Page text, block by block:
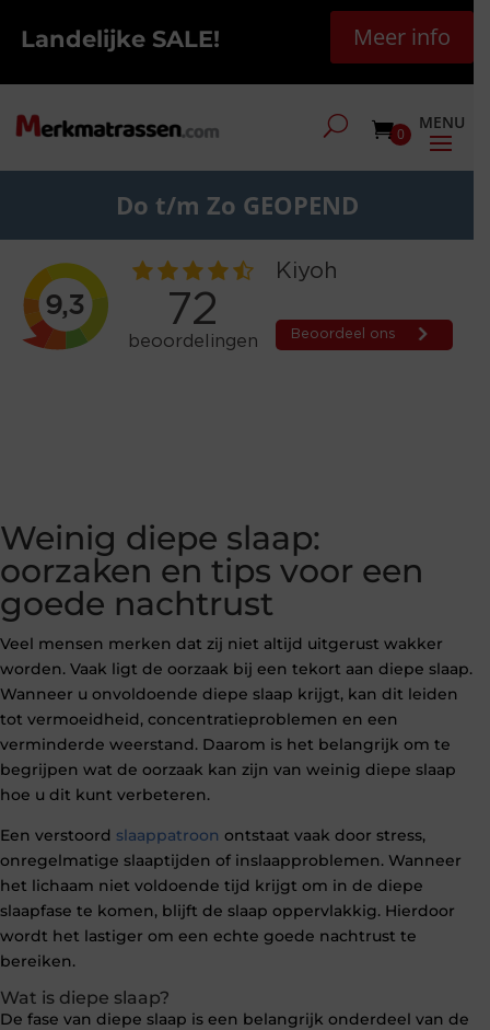
Landelijke SALE! Meer info
0
Do t/m Zo GEOPEND
Weinig diepe slaap:
oorzaken en tips voor een
goede nachtrust
Veel mensen merken dat zij niet altijd uitgerust wakker
worden. Vaak ligt de oorzaak bij een tekort aan diepe slaap.
Wanneer u onvoldoende diepe slaap krijgt, kan dit leiden
tot vermoeidheid, concentratieproblemen en een
verminderde weerstand. Daarom is het belangrijk om te
begrijpen wat de oorzaak kan zijn van weinig diepe slaap
hoe u dit kunt verbeteren.
Een verstoord slaappatroon ontstaat vaak door stress,
onregelmatige slaaptijden of inslaapproblemen. Wanneer
het lichaam niet voldoende tijd krijgt om in de diepe
slaapfase te komen, blijft de slaap oppervlakkig. Hierdoor
wordt het lastiger om een echte goede nachtrust te
bereiken.
Wat is diepe slaap?
De fase van diepe slaap is een belangrijk onderdeel van de